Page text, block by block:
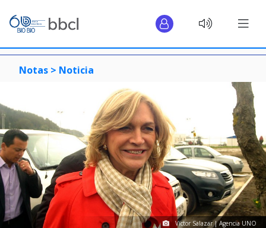
Notas > Noticia
Víctor Salazar | Agencia UNO